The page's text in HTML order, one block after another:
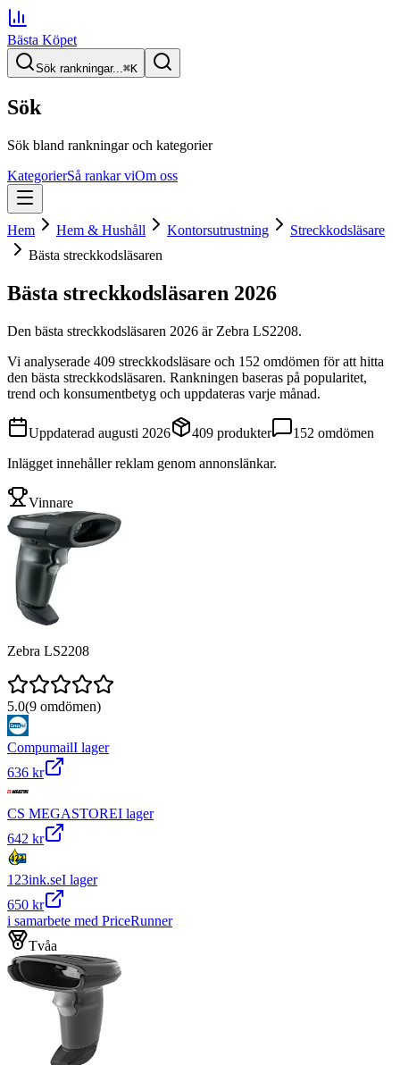
Bästa Köpet
Sök rankningar...⌘K
Sök
Sök bland rankningar och kategorier
KategorierSå rankar viOm oss
Hem Hem & Hushåll Kontorsutrustning
Streckkodsläsare
Bästa streckkodsläsaren
Bästa streckkodsläsaren 2026
Den bästa streckkodsläsaren 2026 är Zebra LS2208.
Vi analyserade 409 streckkodsläsare och 152 omdömen för att hitta
den bästa streckkodsläsaren. Rankningen baseras på popularitet,
trend och konsumentbetyg och uppdateras varje månad.
Uppdaterad augusti 2026 409 produkter 152 omdömen
Inlägget innehåller reklam genom annonslänkar.
Vinnare
Zebra LS2208
5.0(9 omdömen)
CompumailI lager
636 kr
CS MEGASTOREI lager
642 kr
123ink.seI lager
650 kr
i samarbete med PriceRunner
Tvåa